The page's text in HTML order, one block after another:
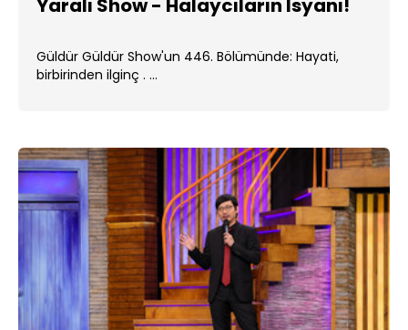
Yaralı Show - Halaycıların İsyanı!
Güldür Güldür Show'un 446. Bölümünde: Hayati,
birbirinden ilginç . ...